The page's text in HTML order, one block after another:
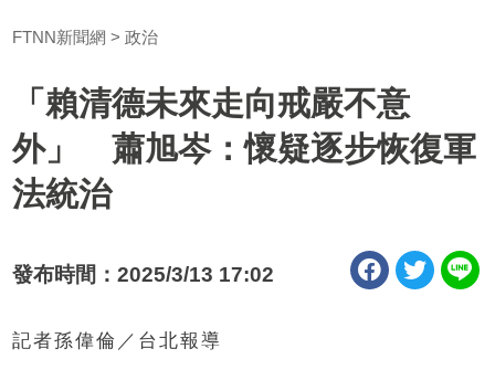
FTNN新聞網 政治
「賴清德未來走向戒嚴不意
外」 蕭旭岑：懷疑逐步恢復軍
法統治
發布時間：2025/3/13 17:02
記者孫偉倫／台北報導